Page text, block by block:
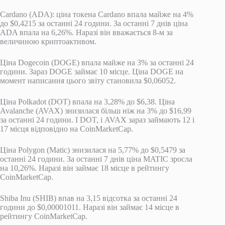
Cardano (ADA): ціна токена Cardano впала майже на 4%
до $0,4215 за останні 24 години. За останні 7 днів ціна
ADA впала на 6,26%. Наразі він вважається 8-м за
величиною криптоактивом.
Ціна Dogecoin (DOGE) впала майже на 3% за останні 24
години. Зараз DOGE займає 10 місце. Ціна DOGE на
момент написання цього звіту становила $0,06052.
Ціна Polkadot (DOT) впала на 3,28% до $6,38. Ціна
Avalanche (AVAX) знизилася більш ніж на 3% до $16,99
за останні 24 години. І DOT, і AVAX зараз займають 12 і
17 місця відповідно на CoinMarketCap.
Ціна Polygon (Matic) знизилася на 5,77% до $0,5479 за
останні 24 години. За останні 7 днів ціна MATIC зросла
на 10,26%. Наразі він займає 18 місце в рейтингу
CoinMarketCap.
Shiba Inu (SHIB) впав на 3,15 відсотка за останні 24
години до $0,00001011. Наразі він займає 14 місце в
рейтингу CoinMarketCap.